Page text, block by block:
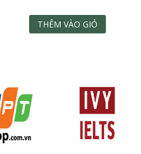
cáo inlogo cao cấp
THÊM VÀO GIỎ